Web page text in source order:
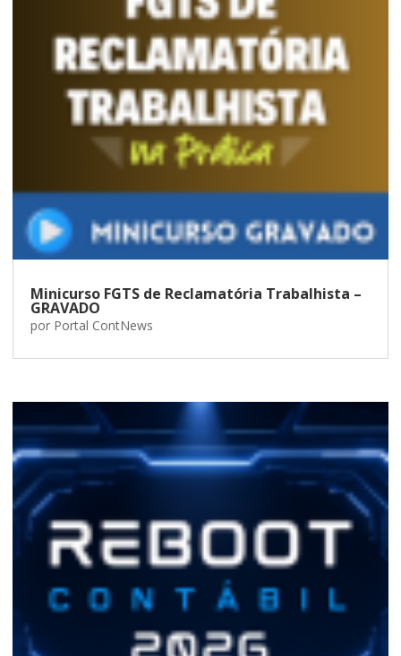
Minicurso FGTS de Reclamatória Trabalhista –
GRAVADO
por Portal ContNews